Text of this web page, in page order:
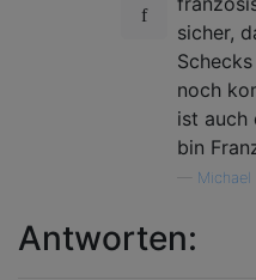
sicher,
noch
ist auch
bin
Michael
Antworten: